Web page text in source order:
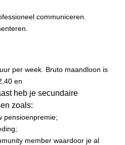
communiceren.
per week. Bruto maandloon is
en
heb je secundaire
zoals:
pensioenpremie;
member waardoor je al